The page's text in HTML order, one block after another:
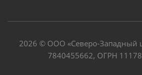
2026 © ООО «Северо-Западный
7840455662, ОГРН